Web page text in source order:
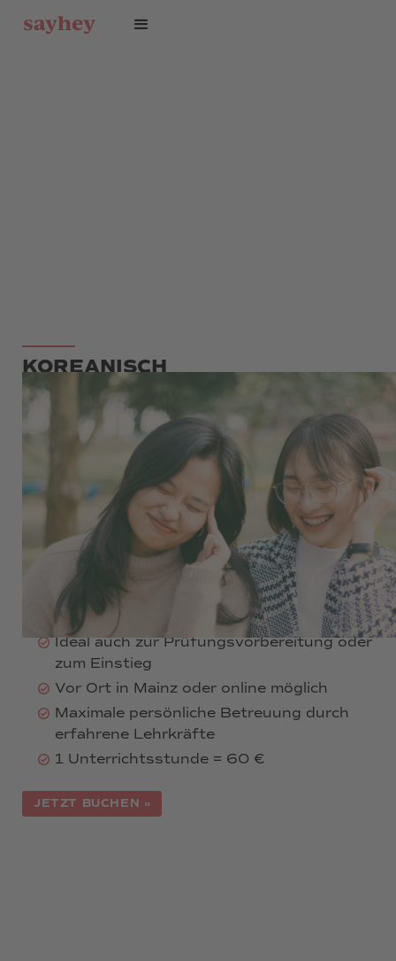
KOREANISCH
EINZELUNTERRICHT
ab 60 €
Einzelunterricht für alle Niveaustufen
Inhalte und Tempo individuell wählbar
Flexibel buchbar: tagsüber, abends oder
Themenschwerpunkte nach Wunsch:
Alltag, Kultur, Beruf, Reisen, Hangeul
Ideal auch zur Prüfungsvorbereitung oder
zum Einstieg
Vor Ort in Mainz oder online möglich
Maximale persönliche Betreuung durch
erfahrene Lehrkräfte
1 Unterrichtsstunde = 60 €
JETZT BUCHEN »